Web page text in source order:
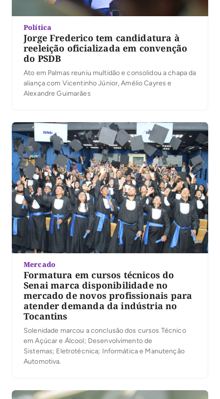
Política
Jorge Frederico tem candidatura à
reeleição oficializada em convenção
do PSDB
Ato em Palmas reuniu multidão e consolidou a chapa da
aliança com Vicentinho Júnior, Amélio Cayres e
Alexandre Guimarães
Mercado
Formatura em cursos técnicos do
Senai marca disponibilidade no
mercado de novos profissionais para
atender demanda da indústria no
Tocantins
Solenidade marcou a conclusão dos cursos Técnico
em Açúcar e Álcool; Desenvolvimento de
Sistemas; Eletrotécnica; Informática e Manutenção
Automotiva.